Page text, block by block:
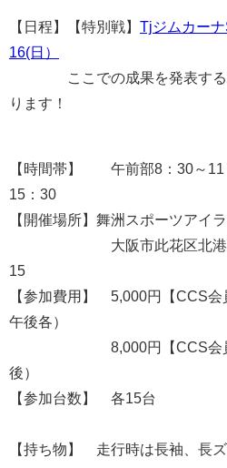
【日程】 【特別戦】 Tjジムカー
16(日）
ここでの成果を発表する場
ります！
【時間帯】 午前部8：30～
15：30
【開催場所】舞洲スポーツア
大阪市此花区北港緑
15
【参加費用】 5,000円【CCS会
午後各）
8,000円【CCS会員
後）
【参加台数】 各15台
【持ち物】 走行時は長袖、長ズ